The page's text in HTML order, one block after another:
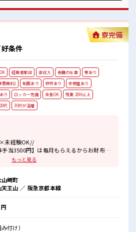
代の男性スタッフさん多数カツヤク中》 キレ
イテキな職場環境☆ 近くにコンビニがある
駐車場があるのでマイカー通勤OK！ 休憩所/
条件
寮完備
経験者歓迎 高収入 長期の仕事
寮あり
費無料)
制服あり 研修あり
休憩室あり
り
ロッカー完備 染髪OK
残業 20H以上
代
30代が活躍
未経験OK//
手当3500円】は毎月もらえるからお財布が
/
ム寮
込みOK
交通費支給
勤OKの寮もあり※空き状況による
もっと見る
崎町
天王山 ／ 阪急京都本線
付け）